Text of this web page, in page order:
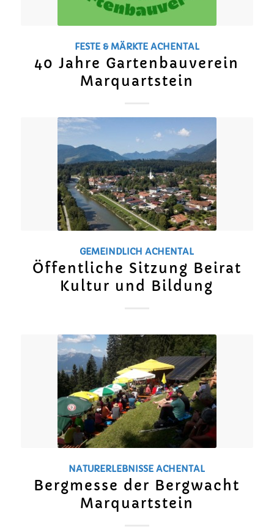
FESTE & MÄRKTE ACHENTAL
40 Jahre Gartenbauverein
Marquartstein
GEMEINDLICH ACHENTAL
Öffentliche Sitzung Beirat
Kultur und Bildung
NATURERLEBNISSE ACHENTAL
Bergmesse der Bergwacht
Marquartstein